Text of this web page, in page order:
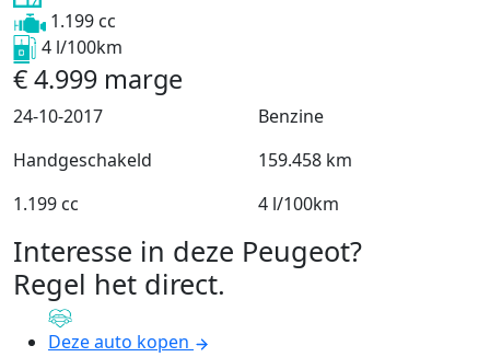
1.199 cc
4 l/100km
€4.999 marge
24-10-2017
Benzine
Handgeschakeld
159.458 km
1.199 cc
4 l/100km
Interesse in deze Peugeot?
Regel het direct.
Deze auto kopen